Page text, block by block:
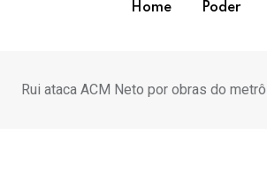
Home Poder
Rui ataca ACM Neto por obras do